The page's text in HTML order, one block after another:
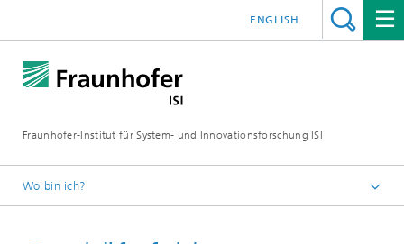
Fraunhofer-Institut für System- und Innovationsforschung ISI
ENGLISH
Wo bin ich?